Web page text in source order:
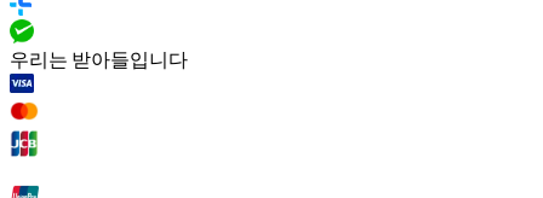
우리는 받아들입니다